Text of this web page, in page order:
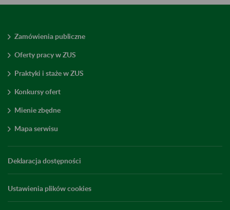
Zamówienia publiczne
Oferty pracy w ZUS
Praktyki i staże w ZUS
Konkursy ofert
Mienie zbędne
Mapa serwisu
Deklaracja dostępności
Ustawienia plików cookies